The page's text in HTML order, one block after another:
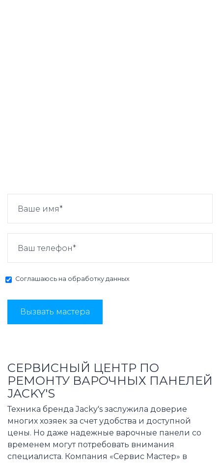
Соглашаюсь на обработку данных
Вызвать мастера
СЕРВИСНЫЙ ЦЕНТР ПО
РЕМОНТУ ВАРОЧНЫХ ПАНЕЛЕЙ
JACKY'S
Техника бренда Jacky's заслужила доверие
многих хозяек за счет удобства и доступной
цены. Но даже надежные варочные панели со
временем могут потребовать внимания
специалиста. Компания «Сервис Мастер» в